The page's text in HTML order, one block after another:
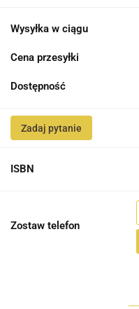
Wysyłka w ciągu
Cena przesyłki
Dostępność
Zadaj pytanie
ISBN
Zostaw telefon